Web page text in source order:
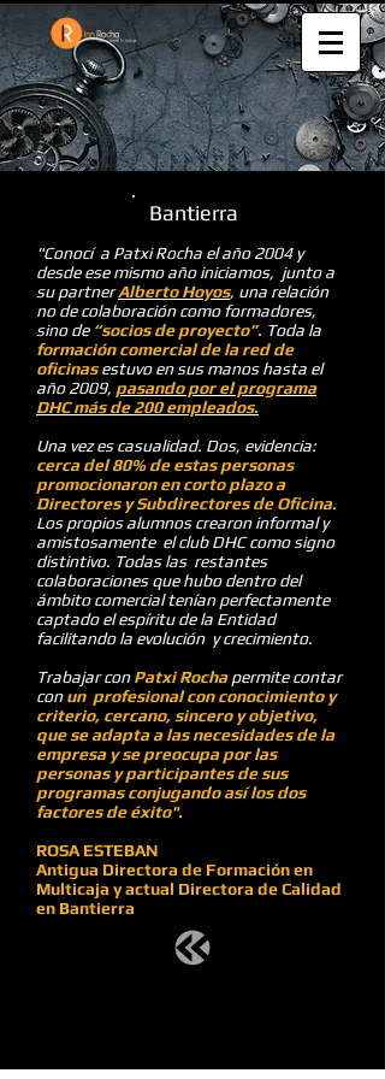
Bantierra
"Conocí a Patxi Rocha el año 2004 y
desde ese mismo año iniciamos, junto a
su partnerAlberto Hoyos, una relación
no de colaboración como formadores,
sino de “socios de proyecto”. Toda la
formación comercial de la red de
oficinasestuvo en sus manos hasta el
año 2009, pasando por el programa
DHC más de 200 empleados.
Una vez es casualidad. Dos, evidencia:
cerca del 80% de estas personas
promocionaron en corto plazo a
Directores y Subdirectores de Oficina.
Los propios alumnos crearon informal y
amistosamente el club DHC como signo
distintivo. Todas las restantes
colaboraciones que hubo dentro del
ámbito comercial tenían perfectamente
captado el espíritu de la Entidad
facilitando la evolución y crecimiento.
Trabajar conPatxi Rochapermite contar
conun profesional con conocimiento y
criterio, cercano, sincero y objetivo,
que se adapta a las necesidades de la
empresa y se preocupa por las
personas y participantes de sus
programas conjugando así los dos
factores de éxito".
ROSA ESTEBAN
Antigua Directora de Formación en
Multicaja y actual Directora de Calidad
en Bantierra